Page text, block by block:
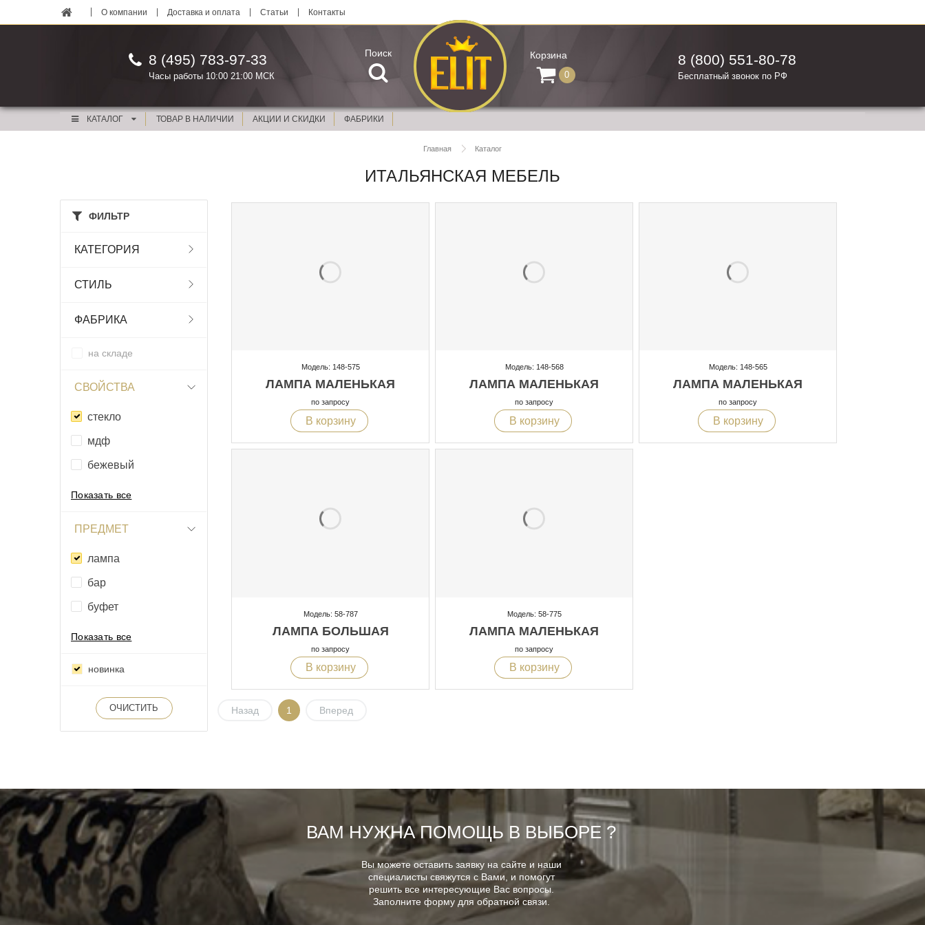
О компании Доставка и оплата Статьи Контакты
8 (495) 783-97-33
Часы работы 10:00 21:00 МСК
Поиск Корзина
0
8 (800) 551-80-78
Бесплатный звонок по РФ
КАТАЛОГ ТОВАР В НАЛИЧИИ АКЦИИ И СКИДКИ ФАБРИКИ
Главная Каталог
ИТАЛЬЯНСКАЯ МЕБЕЛЬ
ФИЛЬТР
КАТЕГОРИЯ
СТИЛЬ
ФАБРИКА
на складе
СВОЙСТВА
стекло
мдф
бежевый
Показать все
ПРЕДМЕТ
лампа
бар
буфет
Показать все
новинка
ОЧИСТИТЬ
Модель: 148-575
ЛАМПА МАЛЕНЬКАЯ
по запросу
В корзину
Модель: 148-568
ЛАМПА МАЛЕНЬКАЯ
по запросу
В корзину
Модель: 148-565
ЛАМПА МАЛЕНЬКАЯ
по запросу
В корзину
Модель: 58-787
ЛАМПА БОЛЬШАЯ
по запросу
В корзину
Модель: 58-775
ЛАМПА МАЛЕНЬКАЯ
по запросу
В корзину
Назад 1 Вперед
ВАМ НУЖНА ПОМОЩЬ В ВЫБОРЕ ?
Вы можете оставить заявку на сайте и наши
специалисты свяжутся с Вами, и помогут
решить все интересующие Вас вопросы.
Заполните форму для обратной связи.